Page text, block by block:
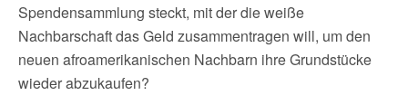
Spendensammlung steckt, mit der die weiße
Nachbarschaft das Geld zusammentragen will, um den
neuen afroamerikanischen Nachbarn ihre Grundstücke
wieder abzukaufen?